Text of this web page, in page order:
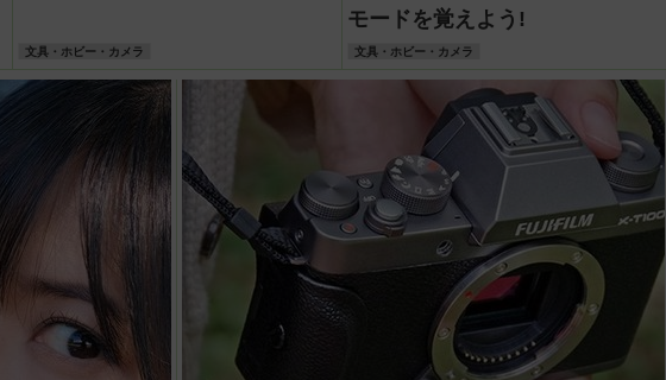
文具・ホビー・カメラ
モードを覚えよう!
文具・ホビー・カメラ